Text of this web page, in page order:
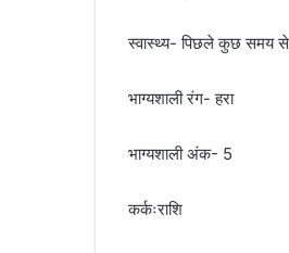
स्वास्थ्य- पिछले कुछ समय से
भाग्यशाली रंग- हरा
भाग्यशाली अंक- 5
कर्कःराशि